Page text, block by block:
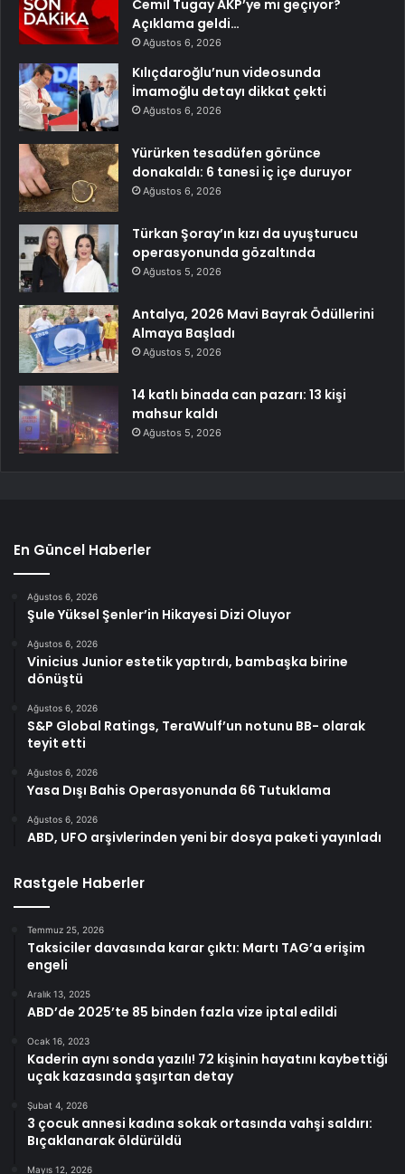
Cemil Tugay AKP’ye mi geçiyor?
Açıklama geldi…
Ağustos 6, 2026
Kılıçdaroğlu’nun videosunda
İmamoğlu detayı dikkat çekti
Ağustos 6, 2026
Yürürken tesadüfen görünce
donakaldı: 6 tanesi iç içe duruyor
Ağustos 6, 2026
Türkan Şoray’ın kızı da uyuşturucu
operasyonunda gözaltında
Ağustos 5, 2026
Antalya, 2026 Mavi Bayrak Ödüllerini
Almaya Başladı
Ağustos 5, 2026
14 katlı binada can pazarı: 13 kişi
mahsur kaldı
Ağustos 5, 2026
En Güncel Haberler
Ağustos 6, 2026
Şule Yüksel Şenler’in Hikayesi Dizi Oluyor
Ağustos 6, 2026
Vinicius Junior estetik yaptırdı, bambaşka birine
dönüştü
Ağustos 6, 2026
S&P Global Ratings, TeraWulf’un notunu BB- olarak
teyit etti
Ağustos 6, 2026
Yasa Dışı Bahis Operasyonunda 66 Tutuklama
Ağustos 6, 2026
ABD, UFO arşivlerinden yeni bir dosya paketi yayınladı
Rastgele Haberler
Temmuz 25, 2026
Taksiciler davasında karar çıktı: Martı TAG’a erişim
engeli
Aralık 13, 2025
ABD’de 2025’te 85 binden fazla vize iptal edildi
Ocak 16, 2023
Kaderin aynı sonda yazılı! 72 kişinin hayatını kaybettiği
uçak kazasında şaşırtan detay
Şubat 4, 2026
3 çocuk annesi kadına sokak ortasında vahşi saldırı:
Bıçaklanarak öldürüldü
Mayıs 12, 2026